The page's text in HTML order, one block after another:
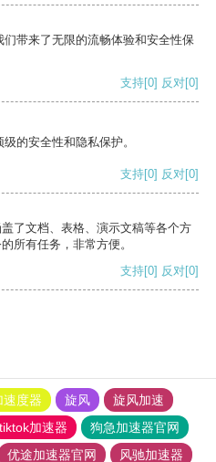
带来了无限的流畅体验和安全性保
支持[0] 反对[0]
的安全性和隐私保护。
支持[0] 反对[0]
了文档、表格、演示文稿等各个方
所有任务，非常方便。
支持[0] 反对[0]
速度器 旋风
旋风加速
tiktok加速器
狗急加速器官网
优途加速器官网 风驰加速器